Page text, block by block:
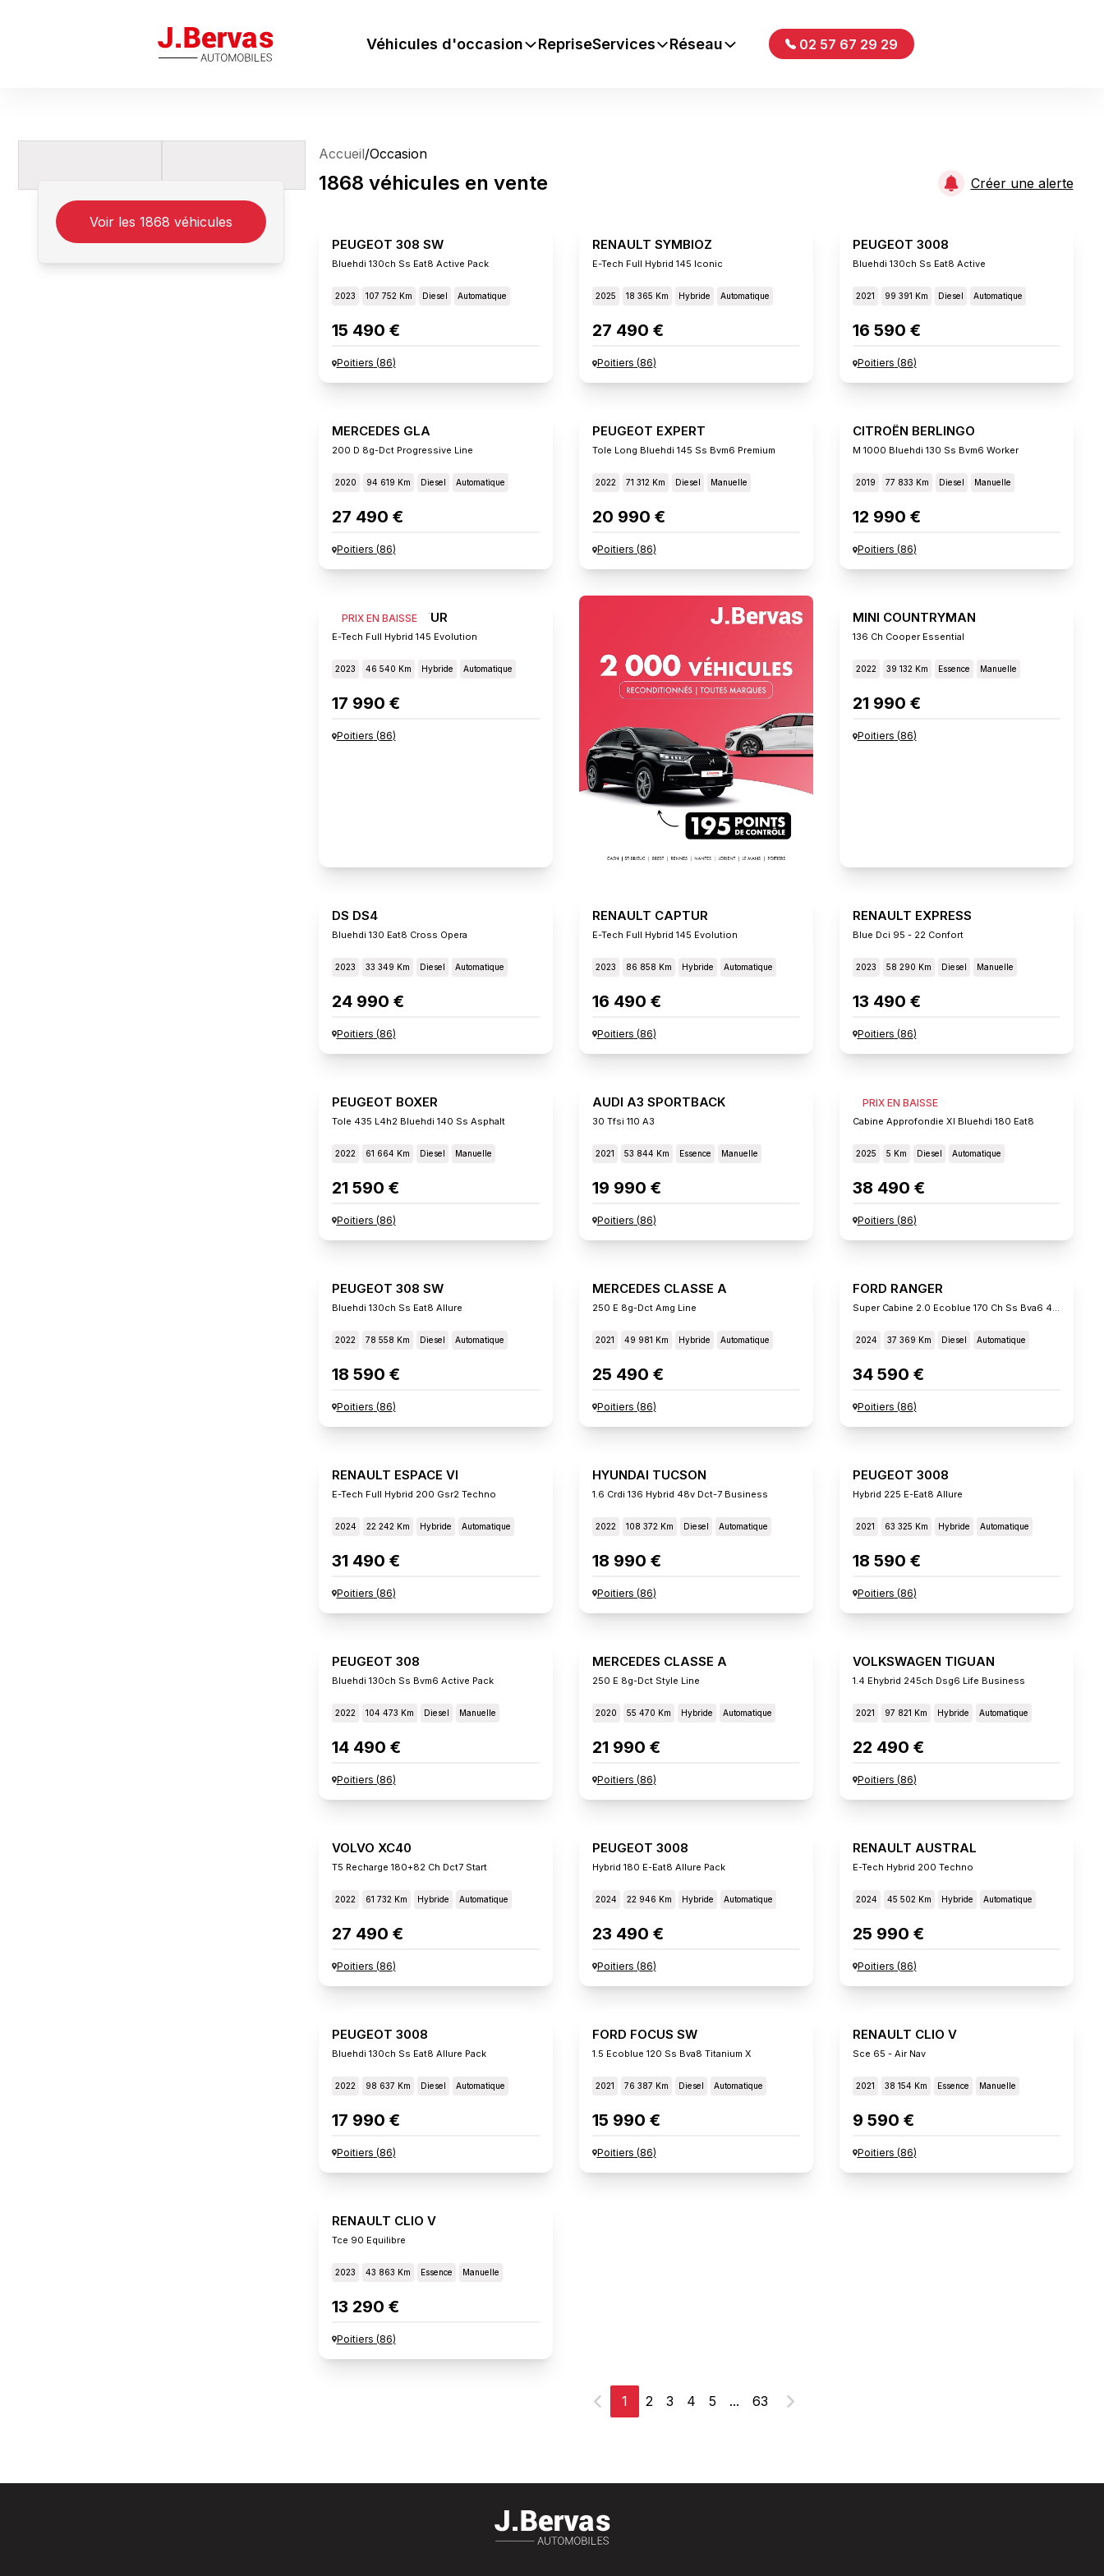
J.Bervas Véhicules d'occasion RepriseServices Réseau 02 57 67 29 29
Voir les 1868 véhicules
Accueil/Occasion
1868 véhicules en vente Créer une alerte
PEUGEOT 308 SW
Bluehdi 130ch Ss Eat8 Active Pack
2023 107 752 Km Diesel Automatique
15 490 €
Poitiers (86)
RENAULT SYMBIOZ
E-Tech Full Hybrid 145 Iconic
2025 18 365 Km Hybride Automatique
27 490 €
Poitiers (86)
PEUGEOT 3008
Bluehdi 130ch Ss Eat8 Active
2021 99 391 Km Diesel Automatique
16 590 €
Poitiers (86)
MERCEDES GLA
200 D 8g-Dct Progressive Line
2020 94 619 Km Diesel Automatique
27 490 €
Poitiers (86)
PEUGEOT EXPERT
Tole Long Bluehdi 145 Ss Bvm6 Premium
2022 71 312 Km Diesel Manuelle
20 990 €
Poitiers (86)
CITROËN BERLINGO
M 1000 Bluehdi 130 Ss Bvm6 Worker
2019 77 833 Km Diesel Manuelle
12 990 €
Poitiers (86)
PRIX EN BAISSE
RENAULT CAPTUR
E-Tech Full Hybrid 145 Evolution
2023 46 540 Km Hybride Automatique
17 990 €
Poitiers (86)
MINI COUNTRYMAN
136 Ch Cooper Essential
2022 39 132 Km Essence Manuelle
21 990 €
Poitiers (86)
DS DS4
Bluehdi 130 Eat8 Cross Opera
2023 33 349 Km Diesel Automatique
24 990 €
Poitiers (86)
RENAULT CAPTUR
E-Tech Full Hybrid 145 Evolution
2023 86 858 Km Hybride Automatique
16 490 €
Poitiers (86)
RENAULT EXPRESS
Blue Dci 95 - 22 Confort
2023 58 290 Km Diesel Manuelle
13 490 €
Poitiers (86)
PEUGEOT BOXER
Tole 435 L4h2 Bluehdi 140 Ss Asphalt
2022 61 664 Km Diesel Manuelle
21 590 €
Poitiers (86)
AUDI A3 SPORTBACK
30 Tfsi 110 A3
2021 53 844 Km Essence Manuelle
19 990 €
Poitiers (86)
PRIX EN BAISSE
FIAT SCUDO
Cabine Approfondie Xl Bluehdi 180 Eat8
2025 5 Km Diesel Automatique
38 490 €
Poitiers (86)
PEUGEOT 308 SW
Bluehdi 130ch Ss Eat8 Allure
2022 78 558 Km Diesel Automatique
18 590 €
Poitiers (86)
MERCEDES CLASSE A
250 E 8g-Dct Amg Line
2021 49 981 Km Hybride Automatique
25 490 €
Poitiers (86)
FORD RANGER
2024 37 369 Km Diesel Automatique
34 590 €
Poitiers (86)
RENAULT ESPACE VI
E-Tech Full Hybrid 200 Gsr2 Techno
2024 22 242 Km Hybride Automatique
31 490 €
Poitiers (86)
HYUNDAI TUCSON
1.6 Crdi 136 Hybrid 48v Dct-7 Business
2022 108 372 Km Diesel Automatique
18 990 €
Poitiers (86)
PEUGEOT 3008
Hybrid 225 E-Eat8 Allure
2021 63 325 Km Hybride Automatique
18 590 €
Poitiers (86)
PEUGEOT 308
Bluehdi 130ch Ss Bvm6 Active Pack
2022 104 473 Km Diesel Manuelle
14 490 €
Poitiers (86)
MERCEDES CLASSE A
250 E 8g-Dct Style Line
2020 55 470 Km Hybride Automatique
21 990 €
Poitiers (86)
VOLKSWAGEN TIGUAN
1.4 Ehybrid 245ch Dsg6 Life Business
2021 97 821 Km Hybride Automatique
22 490 €
Poitiers (86)
VOLVO XC40
T5 Recharge 180+82 Ch Dct7 Start
2022 61 732 Km Hybride Automatique
27 490 €
Poitiers (86)
PEUGEOT 3008
Hybrid 180 E-Eat8 Allure Pack
2024 22 946 Km Hybride Automatique
23 490 €
Poitiers (86)
RENAULT AUSTRAL
E-Tech Hybrid 200 Techno
2024 45 502 Km Hybride Automatique
25 990 €
Poitiers (86)
PEUGEOT 3008
Bluehdi 130ch Ss Eat8 Allure Pack
2022 98 637 Km Diesel Automatique
17 990 €
Poitiers (86)
FORD FOCUS SW
1.5 Ecoblue 120 Ss Bva8 Titanium X
2021 76 387 Km Diesel Automatique
15 990 €
Poitiers (86)
RENAULT CLIO V
Sce 65 - Air Nav
2021 38 154 Km Essence Manuelle
9 590 €
Poitiers (86)
RENAULT CLIO V
Tce 90 Equilibre
2023 43 863 Km Essence Manuelle
13 290 €
Poitiers (86)
Précédent
1 2 3 4 5 ... 63
Suivant